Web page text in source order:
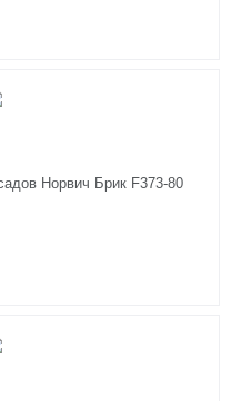
Норвич Брик F373-80